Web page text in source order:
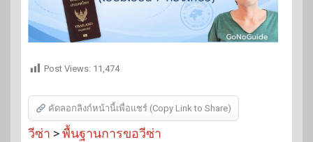
Post Views: 11,474
คัดลอกลิงก์หน้านี้เพื่อแชร์ (Copy Link to Share)
วีซ่า >พื้นฐานการขอวีซ่า